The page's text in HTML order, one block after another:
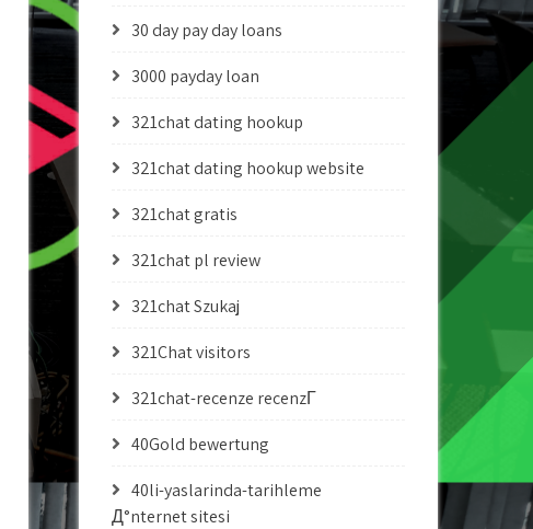
30 day pay day loans
3000 payday loan
321chat dating hookup
321chat dating hookup website
321chat gratis
321chat pl review
321chat Szukaj
321Chat visitors
321chat-recenze recenzГ­
40Gold bewertung
40li-yaslarinda-tarihleme
Д°nternet sitesi